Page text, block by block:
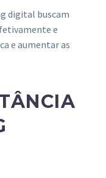
digital buscam
e
e aumentar as